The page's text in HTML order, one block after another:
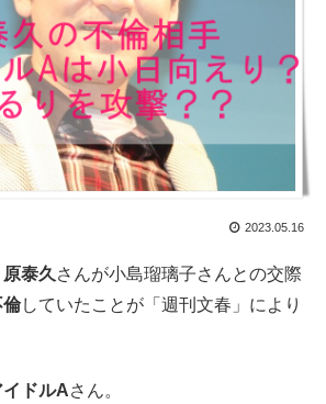
2023.05.16
原泰久 さんが小島瑠璃子さんとの交際
倫していたことが「週刊文春」により
イドルAさん。